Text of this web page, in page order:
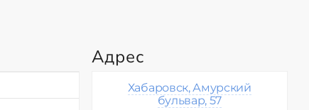
Адрес
Хабаровск, Амурский
бульвар, 57